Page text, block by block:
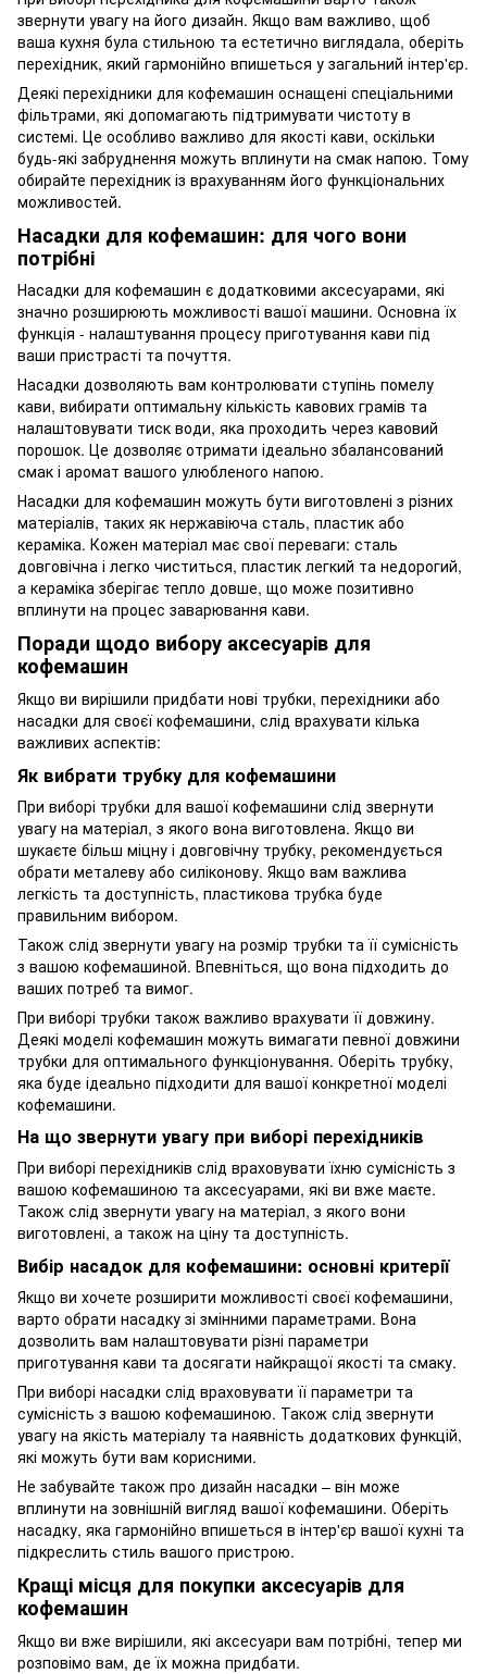
звернути увагу на його дизайн. Якщо вам важливо, щоб
ваша кухня була стильною та естетично виглядала, оберіть
перехідник, який гармонійно впишеться у загальний інтер'єр.
Деякі перехідники для кофемашин оснащені спеціальними
фільтрами, які допомагають підтримувати чистоту в
системі. Це особливо важливо для якості кави, оскільки
будь-які забруднення можуть вплинути на смак напою. Тому
обирайте перехідник із врахуванням його функціональних
можливостей.
Насадки для кофемашин: для чого вони
потрібні
Насадки для кофемашин є додатковими аксесуарами, які
значно розширюють можливості вашої машини. Основна їх
функція - налаштування процесу приготування кави під
ваши пристрасті та почуття.
Насадки дозволяють вам контролювати ступінь помелу
кави, вибирати оптимальну кількість кавових грамів та
налаштовувати тиск води, яка проходить через кавовий
порошок. Це дозволяє отримати ідеально збалансований
смак і аромат вашого улюбленого напою.
Насадки для кофемашин можуть бути виготовлені з різних
матеріалів, таких як нержавіюча сталь, пластик або
кераміка. Кожен матеріал має свої переваги: сталь
довговічна і легко чиститься, пластик легкий та недорогий,
а кераміка зберігає тепло довше, що може позитивно
вплинути на процес заварювання кави.
Поради щодо вибору аксесуарів для
кофемашин
Якщо ви вирішили придбати нові трубки, перехідники або
насадки для своєї кофемашини, слід врахувати кілька
важливих аспектів:
Як вибрати трубку для кофемашини
При виборі трубки для вашої кофемашини слід звернути
увагу на матеріал, з якого вона виготовлена. Якщо ви
шукаєте більш міцну і довговічну трубку, рекомендується
обрати металеву або силіконову. Якщо вам важлива
легкість та доступність, пластикова трубка буде
правильним вибором.
Також слід звернути увагу на розмір трубки та її сумісність
з вашою кофемашиной. Впевніться, що вона підходить до
ваших потреб та вимог.
При виборі трубки також важливо врахувати її довжину.
Деякі моделі кофемашин можуть вимагати певної довжини
трубки для оптимального функціонування. Оберіть трубку,
яка буде ідеально підходити для вашої конкретної моделі
кофемашини.
На що звернути увагу при виборі перехідників
При виборі перехідників слід враховувати їхню сумісність з
вашою кофемашиною та аксесуарами, які ви вже маєте.
Також слід звернути увагу на матеріал, з якого вони
виготовлені, а також на ціну та доступність.
Вибір насадок для кофемашини: основні критерії
Якщо ви хочете розширити можливості своєї кофемашини,
варто обрати насадку зі змінними параметрами. Вона
дозволить вам налаштовувати різні параметри
приготування кави та досягати найкращої якості та смаку.
При виборі насадки слід враховувати її параметри та
сумісність з вашою кофемашиною. Також слід звернути
увагу на якість матеріалу та наявність додаткових функцій,
які можуть бути вам корисними.
Не забувайте також про дизайн насадки – він може
вплинути на зовнішній вигляд вашої кофемашини. Оберіть
насадку, яка гармонійно впишеться в інтер'єр вашої кухні та
підкреслить стиль вашого пристрою.
Кращі місця для покупки аксесуарів для
кофемашин
Якщо ви вже вирішили, які аксесуари вам потрібні, тепер ми
розповімо вам, де їх можна придбати.